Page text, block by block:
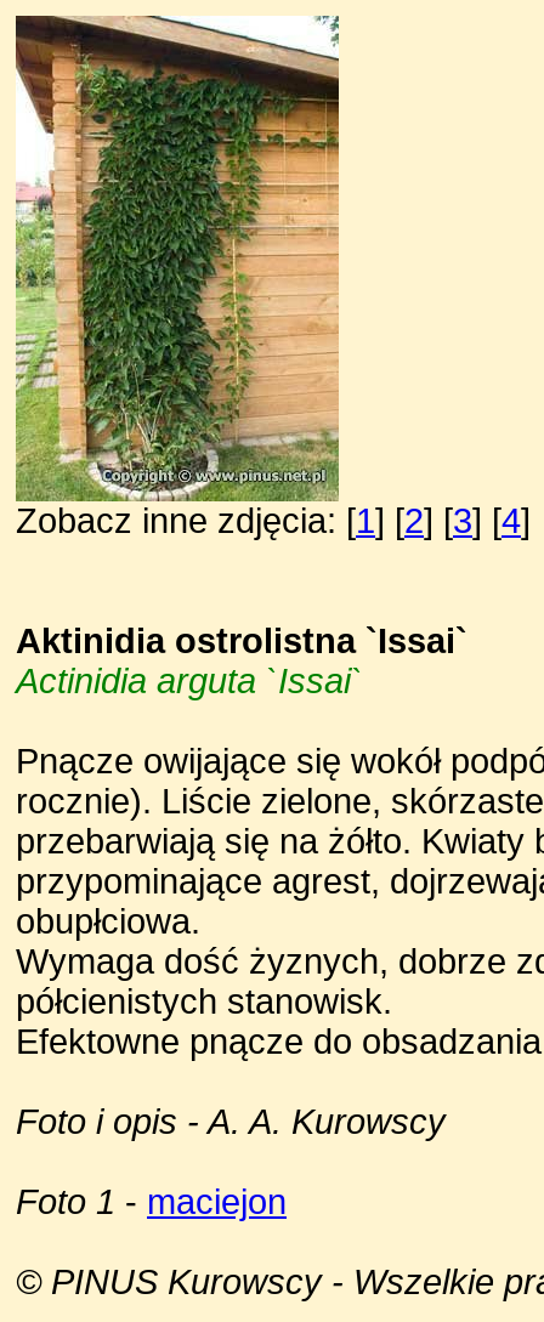
Zobacz inne zdjęcia: [1] [2] [3] [4]
Aktinidia ostrolistna `Issai`
Actinidia arguta `Issai`
Pnącze owijające się wokół
rocznie). Liście zielone,
przebarwiają się na żółto.
przypominające agrest,
obupłciowa.
Wymaga dość żyznych, dobrze
półcienistych stanowisk.
Efektowne pnącze do
Foto i opis - A. A. Kurowscy
Foto 1 - maciejon
© PINUS Kurowscy - Wszelkie